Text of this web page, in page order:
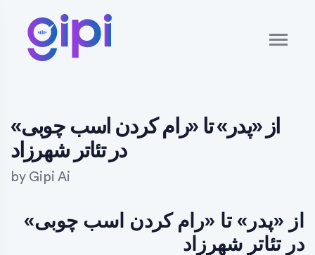
از «پدر» تا «رام کردن اسب چوبی»
در تئاتر شهرزاد
by Gipi Ai
از «پدر» تا «رام کردن اسب چوبی»
در تئاتر شهرزاد